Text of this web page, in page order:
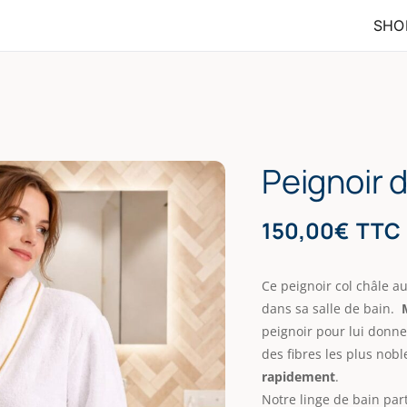
Peignoir
150,00€ TTC
Ce peignoir col châle
dans sa salle de bain.
peignoir pour lui
des fibres les plus
rapidement.
Notre linge de bain